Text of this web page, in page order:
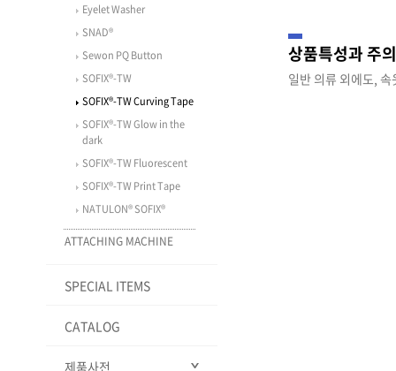
상품특성과 주
일반 의류 외에도,
VISLON® CLEAR
VISLON® Slim
VISLON® magnet TYPE
QuickFree®
VISLON® Delta shape
element
METALUXE® Tough
NATULON® Chemically
Recycled
click-TRAK®
MINIFA®
Puncture resistant zipper
(RCW)
WOVEN-IN TOUGH
ZIPPER
NATULON Mechanically
Recycled
Solution Dye
GreenRise®
SLIDER FINISHES
STANDARD FINISH
SLIDER FINISHES PEARL-
LIKE ENAMEL
OTHERS
Flex Fix® avant - 1
Flex Fix® avant - 2
Flex Fix® avant - 3
Flex Fix® avant - 4
Flex Fix® avant - 5
Flex Fix® avant - 6
LENART®
Eyelet Washer
SNAD®
Sewon PQ Button
SOFIX®-TW
SOFIX®-TW Curving Tape
SOFIX®-TW Glow in the
dark
SOFIX®-TW Fluorescent
SOFIX®-TW Print Tape
NATULON® SOFIX®
ATTACHING MACHINE
N-6S
SPECIAL ITEMS
CATALOG
제품사전